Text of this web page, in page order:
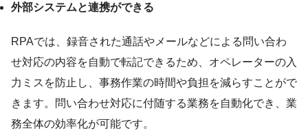
外部システムと連携ができる
RPAでは、録音された通話やメールなどによる問い合わ
せ対応の内容を自動で転記できるため、オペレーターの入
力ミスを防止し、事務作業の時間や負担を減らすことがで
きます。問い合わせ対応に付随する業務を自動化でき、業
務全体の効率化が可能です。